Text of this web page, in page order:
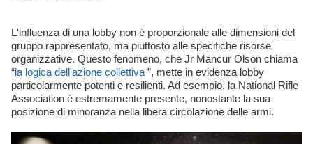
L'influenza di una lobby non è proporzionale alle dimensioni del
gruppo rappresentato, ma piuttosto alle specifiche risorse
organizzative. Questo fenomeno, che Jr Mancur Olson chiama
“la logica dell'azione collettiva ”, mette in evidenza lobby
particolarmente potenti e resilienti. Ad esempio, la National Rifle
Association è estremamente presente, nonostante la sua
posizione di minoranza nella libera circolazione delle armi.